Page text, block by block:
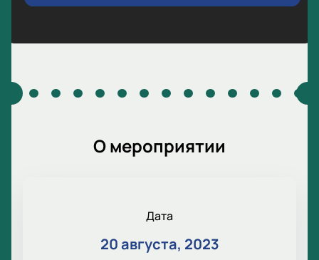
О мероприятии
Дата
20 августа, 2023